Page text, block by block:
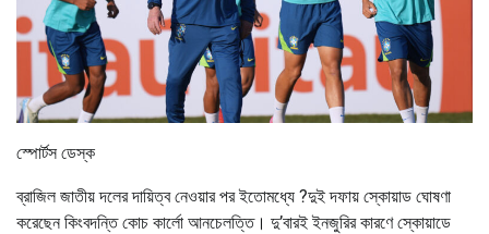
স্পোর্টস ডেস্ক
ব্রাজিল জাতীয় দলের দায়িত্ব নেওয়ার পর ইতোমধ্যে ?দুই দফায় স্কোয়াড ঘোষণা
করেছেন কিংবদন্তি কোচ কার্লো আনচেলত্তি। দু’বারই ইনজুরির কারণে স্কোয়াডে